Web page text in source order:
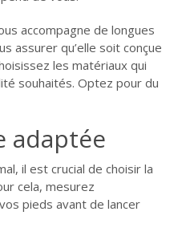
accompagne de longues
assurer qu’elle soit conçue
les matériaux qui
souhaités. Optez pour du
adaptée
il est crucial de choisir la
cela, mesurez
pieds avant de lancer